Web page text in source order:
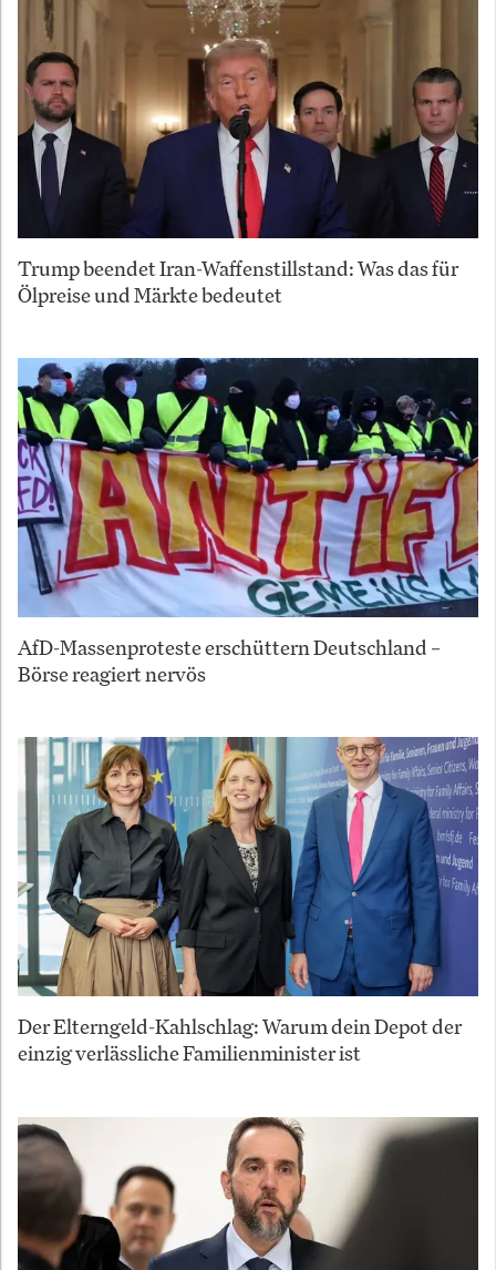
Trump beendet Iran-Waffenstillstand: Was das für
Ölpreise und Märkte bedeutet
AfD-Massenproteste erschüttern Deutschland –
Börse reagiert nervös
Der Elterngeld-Kahlschlag: Warum dein Depot der
einzig verlässliche Familienminister ist